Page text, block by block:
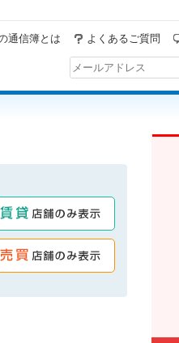
通信簿とは よくあるご質問
み表示